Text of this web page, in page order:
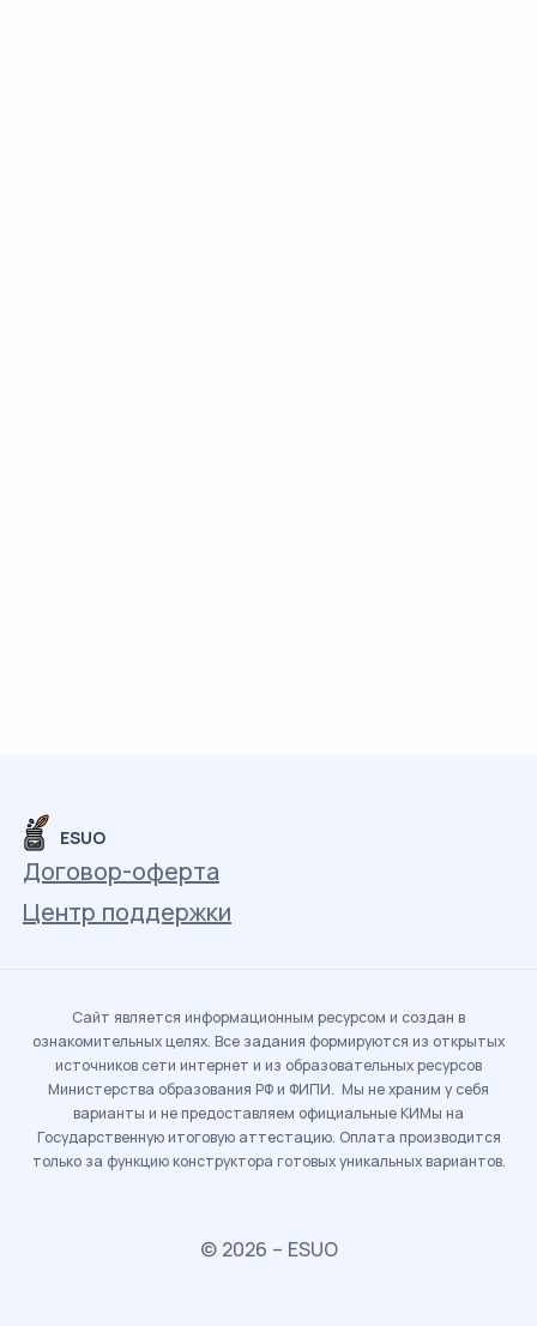
ESUO
Договор-оферта
Центр поддержки
Сайт является информационным ресурсом и создан в
ознакомительных целях. Все задания формируются из открытых
источников сети интернет и из образовательных ресурсов
Министерства образования РФ и ФИПИ. Мы не храним у себя
варианты и не предоставляем официальные КИМы на
Государственную итоговую аттестацию. Оплата производится
только за функцию конструктора готовых уникальных вариантов.
© 2026 – ESUO